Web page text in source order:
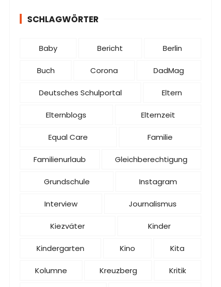
SCHLAGWÖRTER
Baby Bericht Berlin
Buch Corona DadMag
Deutsches Schulportal Eltern
Elternblogs Elternzeit
Equal Care Familie
Familienurlaub Gleichberechtigung
Grundschule Instagram
Interview Journalismus
Kiezväter Kinder
Kindergarten Kino Kita
Kolumne Kreuzberg Kritik